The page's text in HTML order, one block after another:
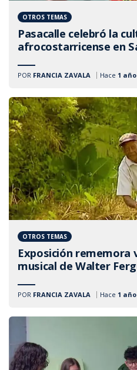
OTROS TEMAS
Pasacalle celebró la
afrocostarricense en
Hace 1 año
POR FRANCIA ZAVALA
OTROS TEMAS
Exposición rememora
musical de Walter
Hace 1 año
POR FRANCIA ZAVALA